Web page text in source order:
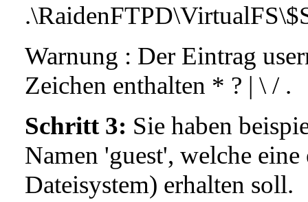
Warnung : Der Eintrag
Zeichen enthalten * ? | \ / .
Schritt 3: Sie haben
Namen 'guest', welche
Dateisystem) erhalten soll.